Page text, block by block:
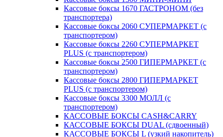
Кассовые боксы 1670 ГАСТРОНОМ (без
транспортера)
Кассовые боксы 2060 СУПЕРМАРКЕТ (с
транспортером)
Кассовые боксы 2260 СУПЕРМАРКЕТ
PLUS (с транспортером)
Кассовые боксы 2500 ГИПЕРМАРКЕТ (с
транспортером)
Кассовые боксы 2800 ГИПЕРМАРКЕТ
PLUS (с транспортером)
Кассовые боксы 3300 МОЛЛ (с
транспортером)
КАССОВЫЕ БОКСЫ CASH&CARRY
КАССОВЫЕ БОКСЫ DUAL (сдвоенный)
КАССОВЫЕ БОКСЫ L (узкий накопитель)